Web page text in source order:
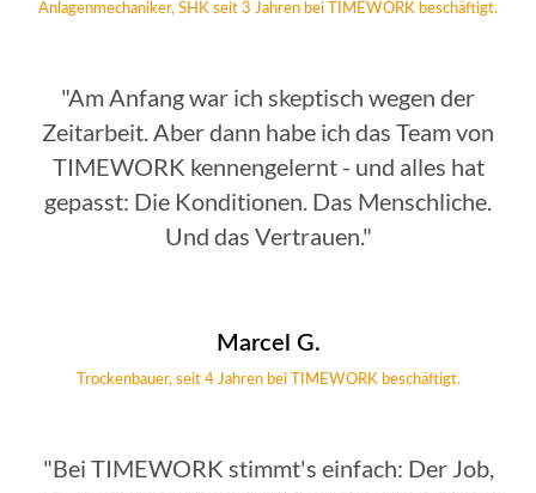
Anlagenmechaniker, SHK seit 3 Jahren bei TIMEWORK beschäftigt.
"Am Anfang war ich skeptisch wegen der
Zeitarbeit. Aber dann habe ich das Team von
TIMEWORK kennengelernt - und alles hat
gepasst: Die Konditionen. Das Menschliche.
Und das Vertrauen."
Marcel G.
Trockenbauer, seit 4 Jahren bei TIMEWORK beschäftigt.
"Bei TIMEWORK stimmt's einfach: Der Job,